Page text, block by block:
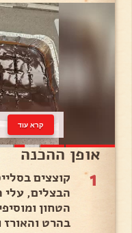
קרא עוד
אופן ההכנה
1
קוצצים
הבצלים,
הטחון
בהרט